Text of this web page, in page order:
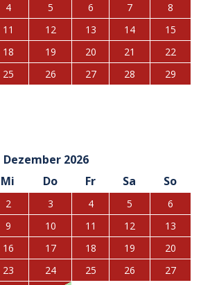
4 5 6 7
8
11 12 13 14
15
18 19 20 21
22
25 26 27 28
29
Dezember 2026
Mi Do Fr Sa So
2 3 4 5
6
9 10 11 12
13
16 17 18 19
20
23 24 25 26
27